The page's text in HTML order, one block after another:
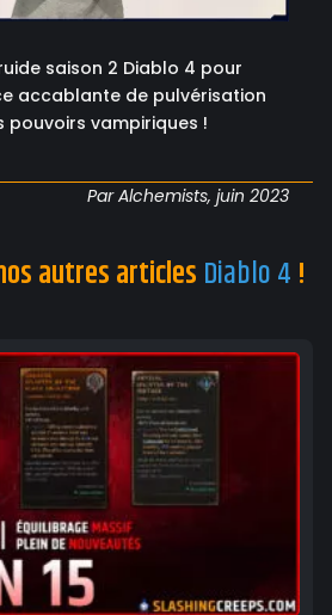
saison 2 Diablo 4 pour
accablante de pulvérisation
pouvoirs vampiriques !
Par Alchemists, juin 2023
autres articles Diablo 4 !